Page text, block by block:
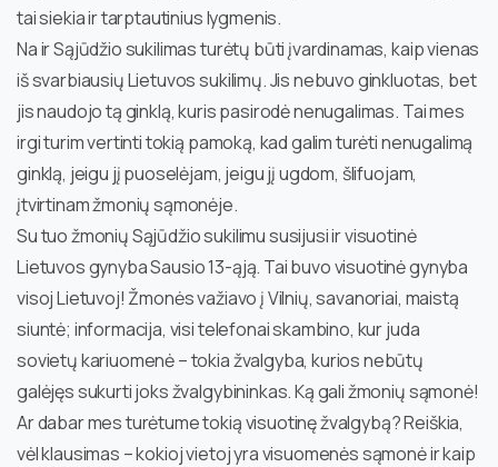
tai siekia ir tarptautinius lygmenis.
Na ir Sąjūdžio sukilimas turėtų būti įvardinamas, kaip vienas
iš svarbiausių Lietuvos sukilimų. Jis nebuvo ginkluotas, bet
jis naudojo tą ginklą, kuris pasirodė nenugalimas. Tai mes
irgi turim vertinti tokią pamoką, kad galim turėti nenugalimą
ginklą, jeigu jį puoselėjam, jeigu jį ugdom, šlifuojam,
įtvirtinam žmonių sąmonėje.
Su tuo žmonių Sąjūdžio sukilimu susijusi ir visuotinė
Lietuvos gynyba Sausio 13-ąją. Tai buvo visuotinė gynyba
visoj Lietuvoj! Žmonės važiavo į Vilnių, savanoriai, maistą
siuntė; informacija, visi telefonai skambino, kur juda
sovietų kariuomenė – tokia žvalgyba, kurios nebūtų
galėjęs sukurti joks žvalgybininkas. Ką gali žmonių sąmonė!
Ar dabar mes turėtume tokią visuotinę žvalgybą? Reiškia,
vėl klausimas – kokioj vietoj yra visuomenės sąmonė ir kaip